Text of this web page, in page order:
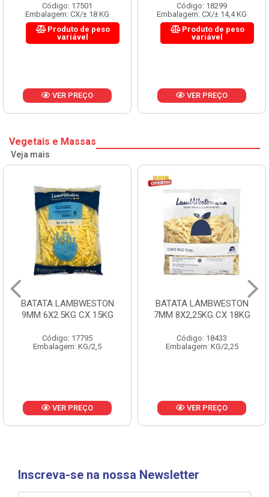
Código: 17501
Embalagem: CX/± 18 KG
Produto de peso
variável
VER PREÇO
Código: 18299
Embalagem: CX/± 14,4 KG
Produto de peso
variável
VER PREÇO
Vegetais e Massas
Veja mais
BATATA LAMBWESTON
9MM 6X2.5KG CX 15KG
Código: 17795
Embalagem: KG/2,5
VER PREÇO
BATATA LAMBWESTON
7MM 8X2,25KG CX 18KG
Código: 18433
Embalagem: KG/2,25
VER PREÇO
Inscreva-se na nossa Newsletter